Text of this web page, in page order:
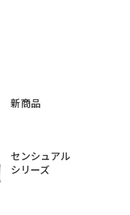
新商品
センシュアル
シリーズ